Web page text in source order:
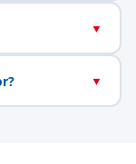
▼
▼